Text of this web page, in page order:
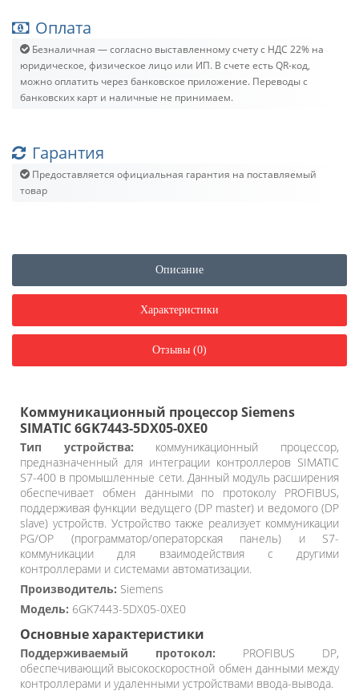
Оплата
Безналичная — согласно выставленному счету c НДС 22% на
юридическое, физическое лицо или ИП. В счете есть QR-код,
можно оплатить через банковское приложение. Переводы с
банковских карт и наличные не принимаем.
Гарантия
Предоставляется официальная гарантия на поставляемый
товар
Описание
Характеристики
Отзывы (0)
Коммуникационный процессор Siemens
SIMATIC 6GK7443-5DX05-0XE0
Тип устройства: коммуникационный процессор,
предназначенный для интеграции контроллеров SIMATIC
S7-400 в промышленные сети. Данный модуль расширения
обеспечивает обмен данными по протоколу PROFIBUS,
поддерживая функции ведущего (DP master) и ведомого (DP
slave) устройств. Устройство также реализует коммуникации
PG/OP (программатор/операторская панель) и S7-
коммуникации для взаимодействия с другими
контроллерами и системами автоматизации.
Производитель: Siemens
Модель: 6GK7443-5DX05-0XE0
Основные характеристики
Поддерживаемый протокол: PROFIBUS DP,
обеспечивающий высокоскоростной обмен данными между
контроллерами и удаленными устройствами ввода-вывода.